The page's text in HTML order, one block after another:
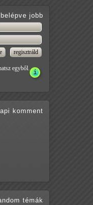
belépve jobb
egyből.
komment
témák